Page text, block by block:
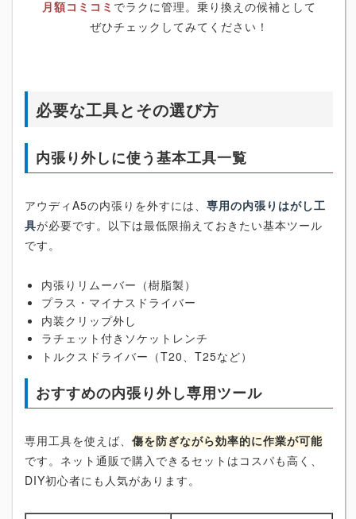
月額コミコミ でラクに管理。乗り換えの候補として
ぜひチェックしてみてください！
必要な工具とその選び方
内張り外しに使う基本工具一覧
アウディA5の内張りを外すには、 専用の内張りはがし工
具が必要です。以下は最低限揃えておきたい基本ツール
です。
内張りリムーバー（樹脂製）
プラス・マイナスドライバー
内装クリップ外し
ラチェット付きソケットレンチ
トルクスドライバー（T20、T25など）
おすすめの内張り外し専用ツール
専用工具を使えば、 傷を防ぎながら効率的に作業が可能
です。ネット通販で購入できるセットはコスパも高く、
DIY初心者にも人気があります。